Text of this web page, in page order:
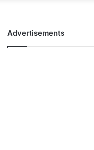
Article
Advertisements